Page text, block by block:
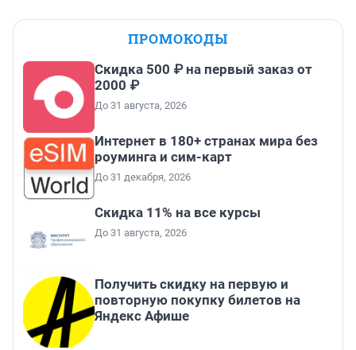
ПРОМОКОДЫ
Скидка 500 ₽ на первый заказ от
2000 ₽
До 31 августа, 2026
Интернет в 180+ странах мира без
роуминга и сим-карт
До 31 декабря, 2026
Скидка 11% на все курсы
До 31 августа, 2026
Получить скидку на первую и
повторную покупку билетов на
Яндекс Афише